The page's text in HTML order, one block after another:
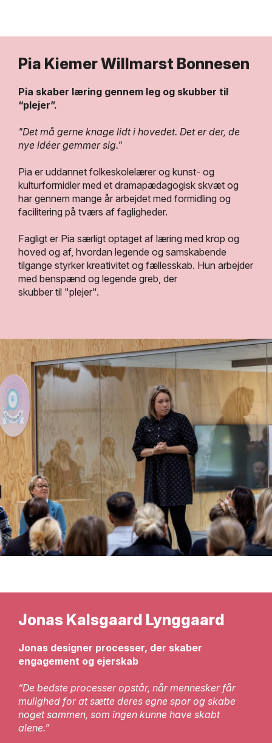
Pia Kiemer Willmarst Bonnesen
Pia skaber læring gennem leg og skubber til
“plejer”.
"Det må gerne knage lidt i hovedet. Det er der, de
nye idéer gemmer sig."
Pia er uddannet folkeskolelærer og kunst- og
kulturformidler med et dramapædagogisk skvæt og
har gennem mange år arbejdet med formidling og
facilitering på tværs af fagligheder.
Fagligt er Pia særligt optaget af læring med krop og
hoved og af, hvordan legende og samskabende
tilgange styrker kreativitet og fællesskab. Hun arbejder
med benspænd og legende greb, der
skubber til "plejer".
Jonas Kalsgaard Lynggaard
Jonas designer processer, der skaber
engagement og ejerskab
“De bedste processer opstår, når mennesker får
mulighed for at sætte deres egne spor og skabe
noget sammen, som ingen kunne have skabt
alene.”